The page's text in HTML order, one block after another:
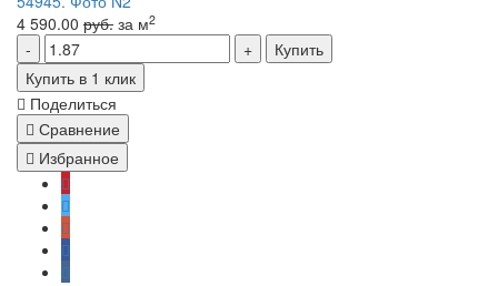
4 590.00 руб. за м2
Купить
Купить в 1 клик
Поделиться
Сравнение
Избранное